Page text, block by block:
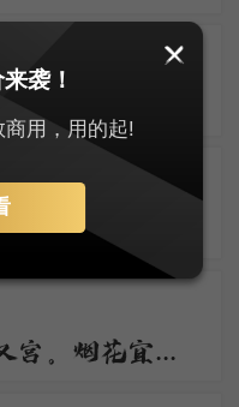
卢橘为秦树，蒲桃出汉宫。烟花宜落日，丝管醉春风。笛奏龙吟水，箫鸣凤下空。君王多乐事，还与万方同。
袭！
用，用的起!